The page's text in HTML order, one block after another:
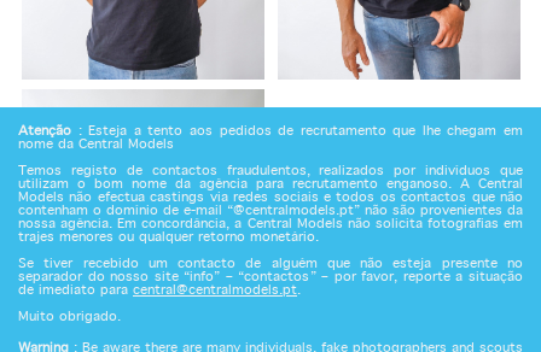
Atenção : Esteja a tento aos pedidos de recrutamento que lhe chegam em
nome da Central Models
Temos registo de contactos fraudulentos, realizados por indivíduos que
utilizam o bom nome da agência para recrutamento enganoso. A Central
Models não efectua castings via redes sociais e todos os contactos que não
contenham o domínio de e-mail “@centralmodels.pt” não são provenientes da
nossa agência. Em concordância, a Central Models não solicita fotografias em
trajes menores ou qualquer retorno monetário.
Se tiver recebido um contacto de alguém que não esteja presente no
separador do nosso site “info” – “contactos” – por favor, reporte a situação
de imediato para central@centralmodels.pt.
Muito obrigado.
Warning : Be aware there are many individuals, fake photographers and scouts